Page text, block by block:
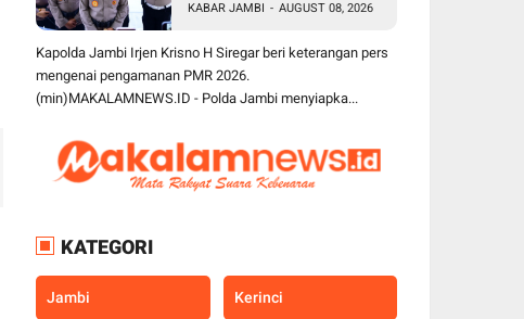
Polda Jambi Turunkan
1.848 Personel untuk
Pengamanan
KABAR JAMBI - AUGUST 08, 2026
Kapolda Jambi Irjen Krisno H Siregar beri keterangan pers
mengenai pengamanan PMR 2026.
(min)MAKALAMNEWS.ID - Polda Jambi menyiapka...
KATEGORI
Jambi Kerinci